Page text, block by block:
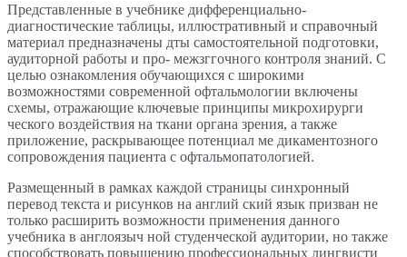
Представленные в учебнике дифференциально-
диагностические таблицы, иллюстративный и справочный
материал предназначены дты самостоятельной подготовки,
аудиторной работы и про- межзггочного контроля знаний. С
целью ознакомления обучающихся с широкими
возможностями современной офтальмологии включены
схемы, отражающие ключевые принципы микрохирурги
ческого воздействия на ткани органа зрения, а также
приложение, раскрывающее потенциал ме дикаментозного
сопровождения пациента с офтальмопатологией.
Размещенный в рамках каждой страницы синхронный
перевод текста и рисунков на англий ский язык призван не
только расширить возможности применения данного
учебника в англоязыч ной студенческой аудитории, но также
способствовать повышению профессиональных лингвисти